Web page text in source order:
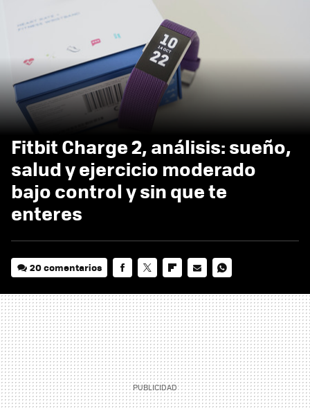
Fitbit Charge 2, análisis: sueño,
salud y ejercicio moderado
bajo control y sin que te
enteres
20 comentarios
MAIL